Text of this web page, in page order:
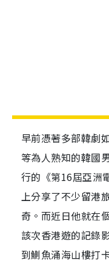
早前憑著多部韓劇
等為人熟知的韓國
行的《第16屆亞洲
上分享了不少留港
奇。而近日他就在
該次香港遊的記錄
到鰂魚涌海山樓打